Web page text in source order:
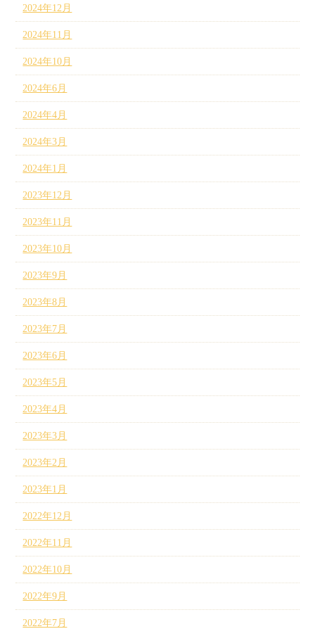
2024年12月
2024年11月
2024年10月
2024年6月
2024年4月
2024年3月
2024年1月
2023年12月
2023年11月
2023年10月
2023年9月
2023年8月
2023年7月
2023年6月
2023年5月
2023年4月
2023年3月
2023年2月
2023年1月
2022年12月
2022年11月
2022年10月
2022年9月
2022年7月